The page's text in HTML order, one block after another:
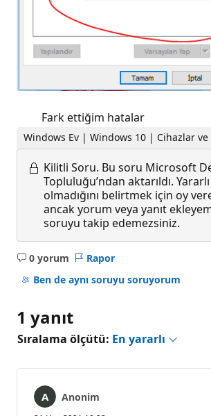
Fark ettiğim hatalar
Windows Ev | Windows 10 | Cihazlar
Kilitli Soru. Bu soru Microsoft
Topluluğu’ndan aktarıldı.
olmadığını belirtmek için oy
ancak yorum veya yanıt
soruyu takip edemezsiniz.
0 yorum
Açıklama
yok
Rapor
Ben de aynı soruyu soruyorum
1 yanıt
Sıralama ölçütü: En yararlı
Anonim